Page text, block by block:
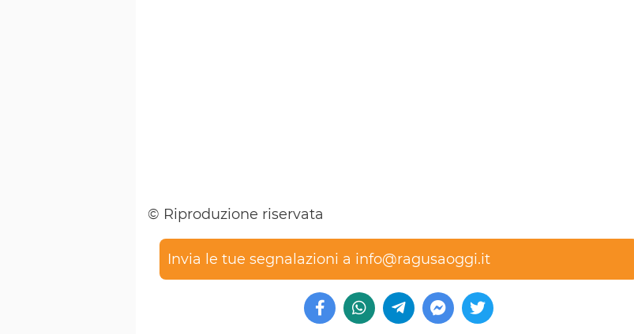
© Riproduzione riservata
Invia le tue segnalazioni a info@ragusaoggi.it